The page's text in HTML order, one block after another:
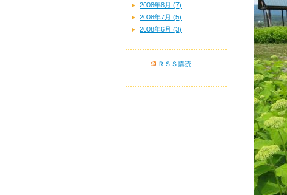
2008年8月 (7)
2008年7月 (5)
2008年6月 (3)
ＲＳＳ購読